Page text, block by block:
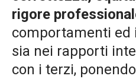
rigore
comportamenti ed
sia nei rapporti
con i terzi,